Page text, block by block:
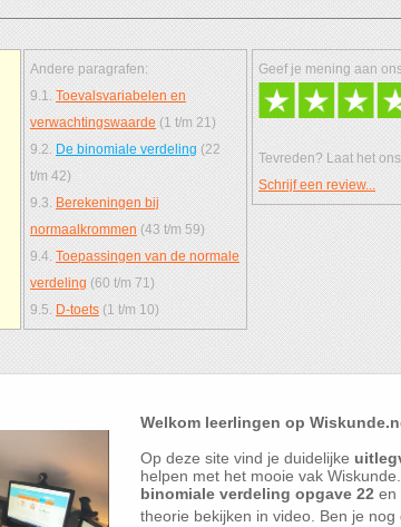
Andere paragrafen:
9.1. Toevalsvariabelen en
verwachtingswaarde (1 t/m 21)
9.2. De binomiale verdeling (22
t/m 42)
9.3. Berekeningen bij
normaalkrommen (43 t/m 59)
9.4. Toepassingen van de normale
verdeling (60 t/m 71)
9.5. D-toets (1 t/m 10)
Geef je mening aan
Tevreden? Laat het
Schrijf een review...
Welkom leerlingen op
Op deze site vind je duidelijke
helpen met het mooie vak
binomiale verdeling opgave 22 en
theorie bekijken in video. Ben je nog